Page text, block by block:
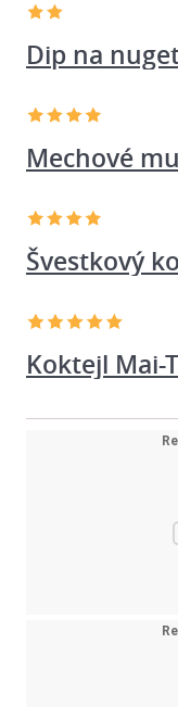
Mechové
Švestkový
Dip na
Koktejl Mai-